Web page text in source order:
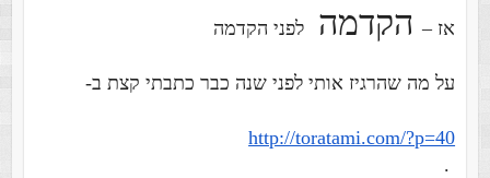
אז –הקדמה לפני הקדמה
על מה שהרגיז אותי לפני שנה כבר כתבתי קצת ב-
http://toratami.com/?p=40
.